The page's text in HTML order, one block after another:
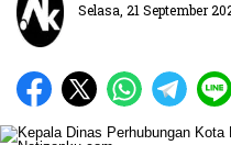
Selasa, 21 September